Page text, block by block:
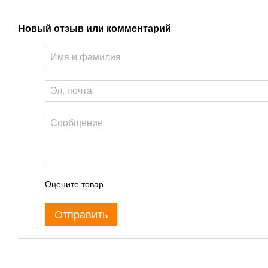
Новый отзыв или комментарий
Оцените товар
Отправить